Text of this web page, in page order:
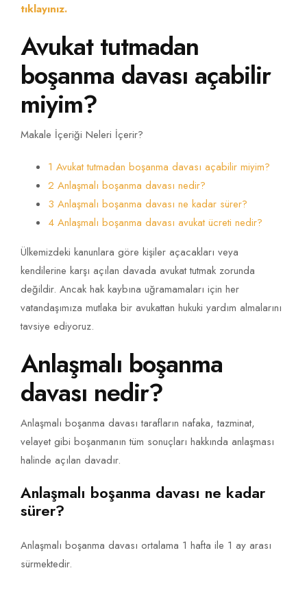
tıklayınız.
Avukat tutmadan
boşanma davası açabilir
miyim?
Makale İçeriği Neleri İçerir?
1 Avukat tutmadan boşanma davası açabilir miyim?
2 Anlaşmalı boşanma davası nedir?
3 Anlaşmalı boşanma davası ne kadar sürer?
4 Anlaşmalı boşanma davası avukat ücreti nedir?
Ülkemizdeki kanunlara göre kişiler açacakları veya
kendilerine karşı açılan davada avukat tutmak zorunda
değildir. Ancak hak kaybına uğramamaları için her
vatandaşımıza mutlaka bir avukattan hukuki yardım almalarını
tavsiye ediyoruz.
Anlaşmalı boşanma
davası nedir?
Anlaşmalı boşanma davası tarafların nafaka, tazminat,
velayet gibi boşanmanın tüm sonuçları hakkında anlaşması
halinde açılan davadır.
Anlaşmalı boşanma davası ne kadar
sürer?
Anlaşmalı boşanma davası ortalama 1 hafta ile 1 ay arası
sürmektedir.